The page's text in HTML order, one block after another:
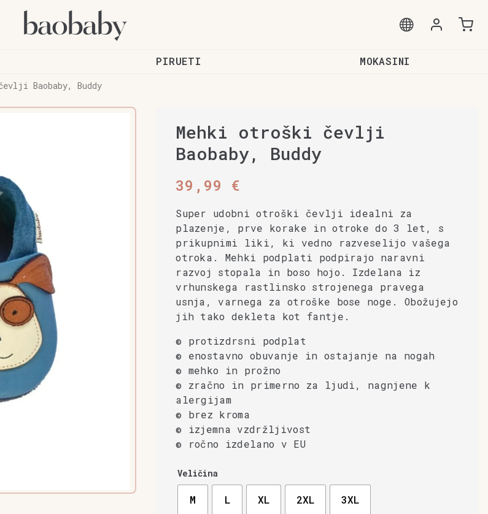
PIRUETI MOKASINI
Baobaby, Buddy
Mehki otroški čevlji
Baobaby, Buddy
39,99 €
Super udobni otroški čevlji idealni za
plazenje, prve korake in otroke do 3 let, s
prikupnimi liki, ki vedno razveselijo vašega
otroka. Mehki podplati podpirajo naravni
razvoj stopala in boso hojo. Izdelana iz
vrhunskega rastlinsko strojenega pravega
usnja, varnega za otroške bose noge. Obožujejo
jih tako dekleta kot fantje.
© protizdrsni podplat
© enostavno obuvanje in ostajanje na nogah
© mehko in prožno
© zračno in primerno za ljudi, nagnjene k
alergijam
© brez kroma
© izjemna vzdržljivost
© ročno izdelano v EU
Veličina
M L XL 2XL 3XL